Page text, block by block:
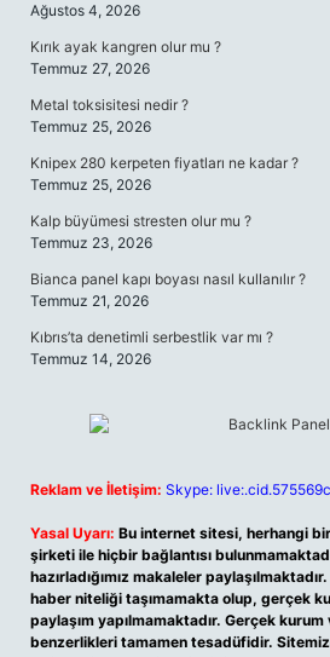
Ağustos 4, 2026
Kırık ayak kangren olur mu ?
Temmuz 27, 2026
Metal toksisitesi nedir ?
Temmuz 25, 2026
Knipex 280 kerpeten fiyatları ne kadar ?
Temmuz 25, 2026
Kalp büyümesi stresten olur mu ?
Temmuz 23, 2026
Bianca panel kapı boyası nasıl kullanılır ?
Temmuz 21, 2026
Kıbrıs’ta denetimli serbestlik var mı ?
Temmuz 14, 2026
Reklam ve İletişim: Skype:
Yasal Uyarı: Bu internet sitesi, herhangi
şirketi ile hiçbir bağlantısı
hazırladığımız makaleler
haber niteliği taşımamakta olup, gerçek
paylaşım yapılmamaktadır. Gerçek
benzerlikleri tamamen tesadüfidir.